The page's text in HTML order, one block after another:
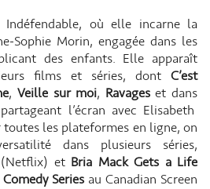
où elle incarne la
Sophie Morin, engagée dans les
des enfants. Elle apparaît
films et séries, dontC’est
, Veille sur moi, Ravageset dans
partageant l’écran avec Elisabeth
toutes les plateformes en ligne, on
dans plusieurs séries,
et Bria Mack Gets a Life
Comedy Series au Canadian Screen